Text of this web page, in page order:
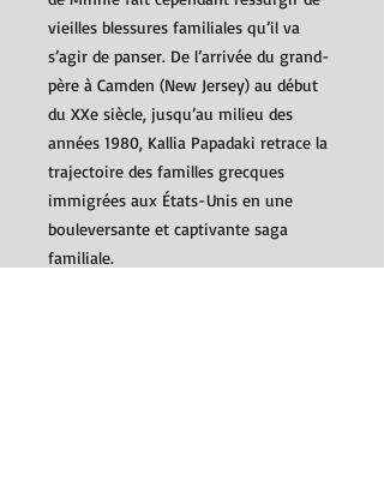
vieilles blessures familiales qu’il va
s’agir de panser. De l’arrivée du grand-
père à Camden (New Jersey) au début
du XXe siècle, jusqu’au milieu des
années 1980, Kallia Papadaki retrace la
trajectoire des familles grecques
immigrées aux États-Unis en une
bouleversante et captivante saga
familiale.